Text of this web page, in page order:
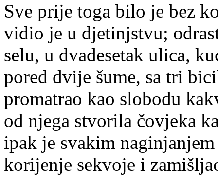
Sve prije toga bilo je bez
vidio je u djetinjstvu;
selu, u dvadesetak ulica,
pored dvije šume, sa tri
promatrao kao slobodu
od njega stvorila čovjeka
ipak je svakim
korijenje sekvoje i